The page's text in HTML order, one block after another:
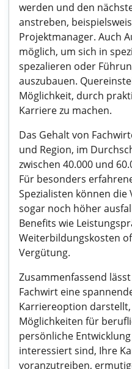
werden und den
anstreben,
Projektmanager. Auch
möglich, um sich in
spezalieren oder
auszubauen.
Möglichkeit, durch
Karriere zu machen.
Das Gehalt von
und Region, im
zwischen 40.000 und
Für besonders
Spezialisten können
sogar noch höher
Benefits wie
Weiterbildungskosten
Vergütung.
Zusammenfassend
Fachwirt eine
Karriereoption
Möglichkeiten für
persönliche
interessiert sind, Ihre
voranzutreiben,